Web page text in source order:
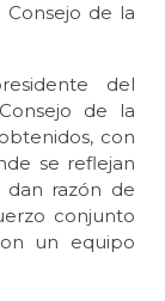
de la
del
de la
con
se reflejan
dan razón de
conjunto
un equipo